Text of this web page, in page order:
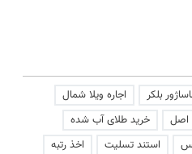
بلکر
اجاره ویلا شمال
اصل
خرید طلای آب شده
استند تسلیت
اخذ رتبه